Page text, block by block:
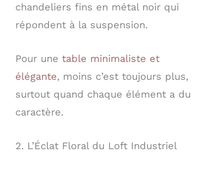
chandeliers fins en métal noir qui
répondent à la suspension.
Pour une table minimaliste et
élégante, moins c’est toujours plus,
surtout quand chaque élément a du
caractère.
2. L’Éclat Floral du Loft Industriel